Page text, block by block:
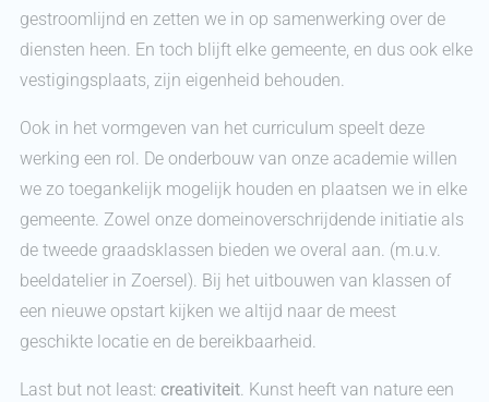
gestroomlijnd en zetten we in op samenwerking over de
diensten heen. En toch blijft elke gemeente, en dus ook elke
vestigingsplaats, zijn eigenheid behouden.
Ook in het vormgeven van het curriculum speelt deze
werking een rol. De onderbouw van onze academie willen
we zo toegankelijk mogelijk houden en plaatsen we in elke
gemeente. Zowel onze domeinoverschrijdende initiatie als
de tweede graadsklassen bieden we overal aan. (m.u.v.
beeldatelier in Zoersel). Bij het uitbouwen van klassen of
een nieuwe opstart kijken we altijd naar de meest
geschikte locatie en de bereikbaarheid.
Last but not least: creativiteit. Kunst heeft van nature een